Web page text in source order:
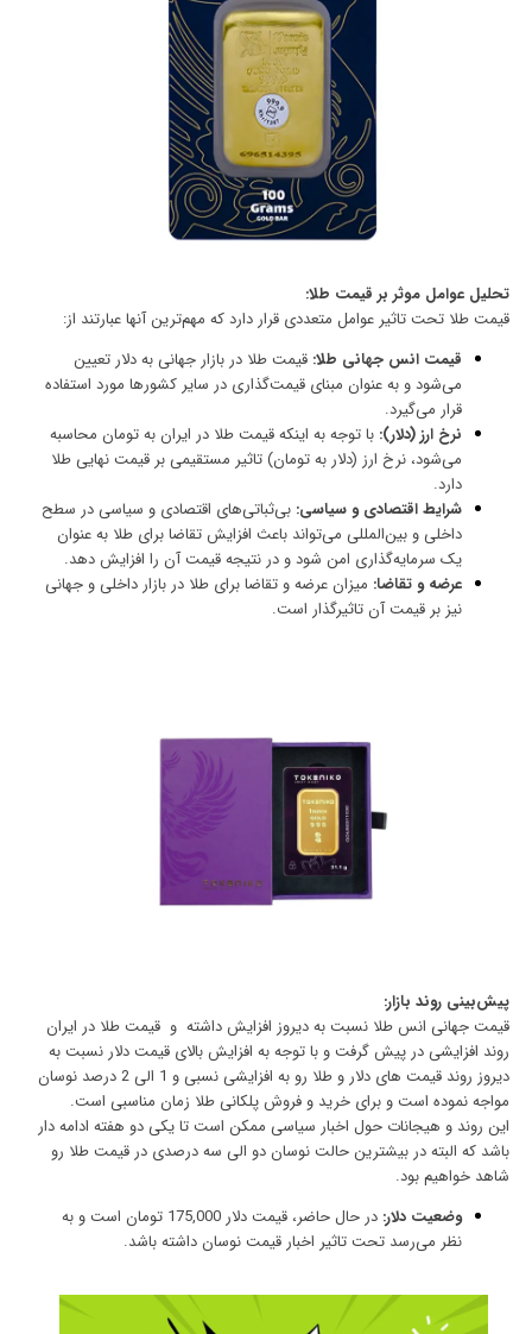
تحلیل عوامل موثر بر قیمت طلا:
قیمت طلا تحت تاثیر عوامل متعددی قرار دارد که مهم‌ترین آنها عبارتند از:
قیمت انس جهانی طلا: قیمت طلا در بازار جهانی به دلار تعیین
می‌شود و به عنوان مبنای قیمت‌گذاری در سایر کشورها مورد استفاده
قرار می‌گیرد.
نرخ ارز (دلار): با توجه به اینکه قیمت طلا در ایران به تومان محاسبه
می‌شود، نرخ ارز (دلار به تومان) تاثیر مستقیمی بر قیمت نهایی طلا
دارد.
شرایط اقتصادی و سیاسی: بی‌ثباتی‌های اقتصادی و سیاسی در سطح
داخلی و بین‌المللی می‌تواند باعث افزایش تقاضا برای طلا به عنوان
یک سرمایه‌گذاری امن شود و در نتیجه قیمت آن را افزایش دهد.
عرضه و تقاضا: میزان عرضه و تقاضا برای طلا در بازار داخلی و جهانی
نیز بر قیمت آن تاثیرگذار است.
پیش‌بینی روند بازار:
قیمت جهانی انس طلا نسبت به دیروز افزایش داشته و قیمت طلا در ایران
روند افزایشی در پیش گرفت و با توجه به افزایش بالای قیمت دلار نسبت به
دیروز روند قیمت های دلار و طلا رو به افزایشی نسبی و 1 الی 2 درصد نوسان
مواجه نموده است و برای خرید و فروش پلکانی طلا زمان مناسبی است.
این روند و هیجانات حول اخبار سیاسی ممکن است تا یکی دو هفته ادامه دار
باشد که البته در بیشترین حالت نوسان دو الی سه درصدی در قیمت طلا رو
شاهد خواهیم بود.
وضعیت دلار:
در حال حاضر، قیمت دلار 175,000 تومان است و به
نظر می‌رسد تحت تاثیر اخبار قیمت نوسان داشته باشد.